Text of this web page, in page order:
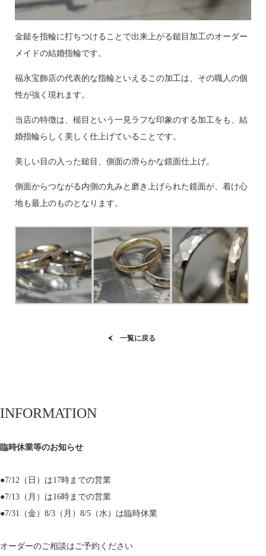
金鎚を指輪に打ちつけることで出来上がる鎚目加工のオーダー
メイドの結婚指輪です。
福永宝飾店の代表的な指輪といえるこの加工は、その職人の個
性が強く現れます。
当店の特徴は、槌目という一見ラフな印象のする加工をも、結
婚指輪らしく美しく仕上げていることです。
美しい目の入った鎚目、側面の滑らかな鏡面仕上げ。
側面からつながる内側の丸みと磨き上げられた鏡面が、着け心
地も最上のものとなります。
一覧に戻る
INFORMATION
臨時休業等のお知らせ
●7/12（日）は17時までの営業
●7/13（月）は16時までの営業
●7/31（金）8/3（月）8/5（水）は臨時休業
オーダーのご相談はご予約ください